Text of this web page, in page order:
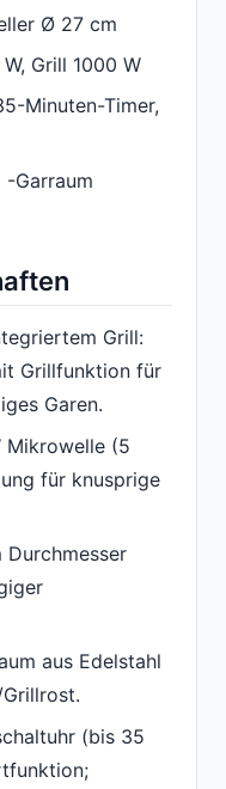
Ø 27 cm
Grill 1000 W
Minuten-Timer,
-Garraum
Grill:
Grillfunktion für
Garen.
Mikrowelle (5
für knusprige
Durchmesser
aus Edelstahl
(bis 35